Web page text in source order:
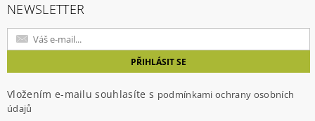
NEWSLETTER
Vložením e-mailu souhlasíte s podmínkami ochrany osobních
údajů